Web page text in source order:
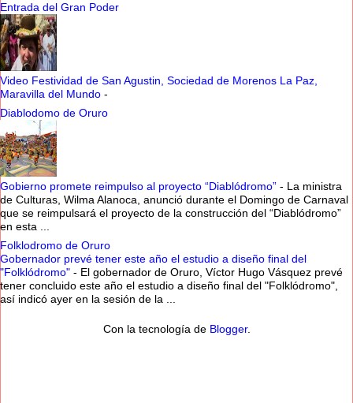
Entrada del Gran Poder
Video Festividad de San Agustin, Sociedad de Morenos La Paz,
Maravilla del Mundo -
Diablodomo de Oruro
Gobierno promete reimpulso al proyecto “Diablódromo” - La ministra
de Culturas, Wilma Alanoca, anunció durante el Domingo de Carnaval
que se reimpulsará el proyecto de la construcción del “Diablódromo”
en esta ...
Folklodromo de Oruro
Gobernador prevé tener este año el estudio a diseño final del
"Folklódromo" - El gobernador de Oruro, Víctor Hugo Vásquez prevé
tener concluido este año el estudio a diseño final del "Folklódromo",
así indicó ayer en la sesión de la ...
Con la tecnología de Blogger.